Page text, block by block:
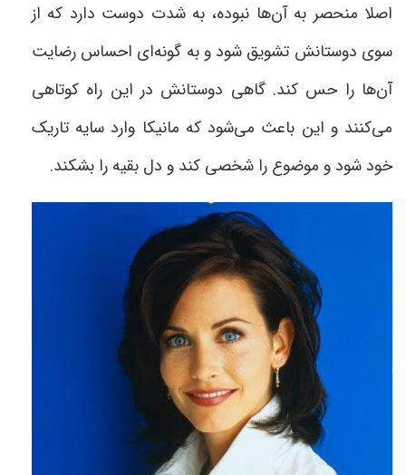
اصلا منحصر به آن‌ها نبوده، به شدت دوست دارد که از
سوی دوستانش تشویق شود و به گونه‌ای احساس رضایت
آن‌ها را حس کند. گاهی دوستانش در این راه کوتاهی
می‌کنند و این باعث می‌شود که مانیکا وارد سایه تاریک
خود شود و موضوع را شخصی کند و دل بقیه را بشکند.